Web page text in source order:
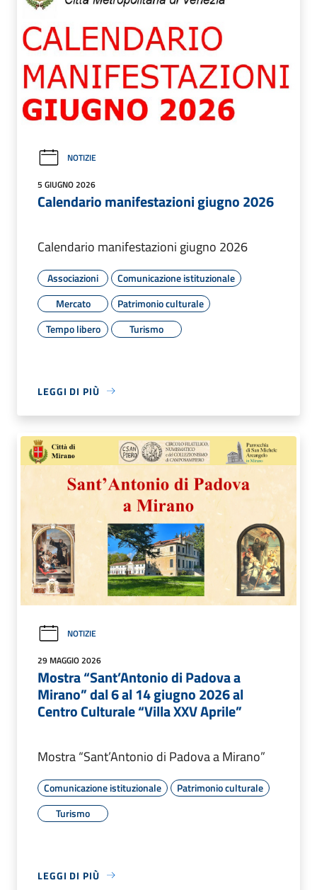
NOTIZIE
5 GIUGNO 2026
Calendario manifestazioni giugno 2026
Calendario manifestazioni giugno 2026
Associazioni
Comunicazione istituzionale
Mercato
Patrimonio culturale
Tempo libero
Turismo
LEGGI DI PIÙ
NOTIZIE
29 MAGGIO 2026
Mostra “Sant’Antonio di Padova a
Mirano” dal 6 al 14 giugno 2026 al
Centro Culturale “Villa XXV Aprile”
Mostra “Sant’Antonio di Padova a Mirano”
Comunicazione istituzionale
Patrimonio culturale
Turismo
LEGGI DI PIÙ